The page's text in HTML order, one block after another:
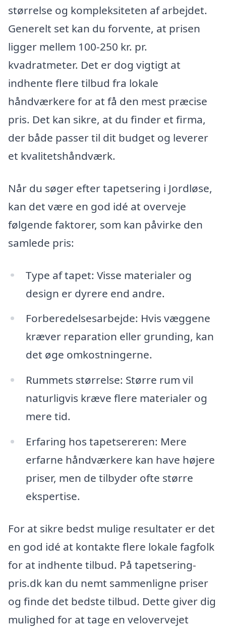
størrelse og kompleksiteten af arbejdet.
Generelt set kan du forvente, at prisen
ligger mellem 100-250 kr. pr.
kvadratmeter. Det er dog vigtigt at
indhente flere tilbud fra lokale
håndværkere for at få den mest præcise
pris. Det kan sikre, at du finder et firma,
der både passer til dit budget og leverer
et kvalitetshåndværk.
Når du søger efter tapetsering i Jordløse,
kan det være en god idé at overveje
følgende faktorer, som kan påvirke den
samlede pris:
Type af tapet: Visse materialer og
design er dyrere end andre.
Forberedelsesarbejde: Hvis væggene
kræver reparation eller grunding, kan
det øge omkostningerne.
Rummets størrelse: Større rum vil
naturligvis kræve flere materialer og
mere tid.
Erfaring hos tapetsereren: Mere
erfarne håndværkere kan have højere
priser, men de tilbyder ofte større
ekspertise.
For at sikre bedst mulige resultater er det
en god idé at kontakte flere lokale fagfolk
for at indhente tilbud. På tapetsering-
pris.dk kan du nemt sammenligne priser
og finde det bedste tilbud. Dette giver dig
mulighed for at tage en velovervejet